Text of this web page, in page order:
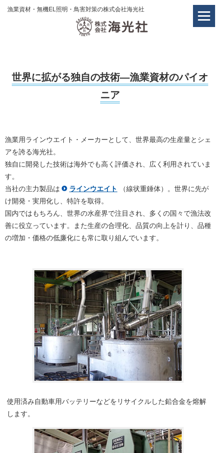
漁業資材・無機EL照明・鳥害対策の株式会社海光社
世界に拡がる独自の技術―漁業資材のパイオ
ニア
漁業用ラインウエイト・メーカーとして、世界最高の生産量とシェ
アを誇る海光社。
独自に開発した技術は海外でも高く評価され、広く利用されていま
す。
当社の主力製品は
ラインウエイト （線状重錘体）。世界に先が
け開発・実用化し、特許を取得。
国内ではもちろん、世界の水産界で注目され、多くの国々で漁法改
善に役立っています。また生産の合理化、品質の向上を計り、品種
の増加・価格の低廉化にも常に取り組んでいます。
使用済み自動車用バッテリーなどをリサイクルした鉛合金を熔解
します。